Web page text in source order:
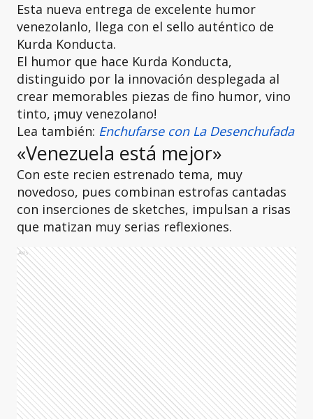
Esta nueva entrega de excelente humor
venezolanlo, llega con el sello auténtico de
Kurda Konducta.
El humor que hace Kurda Konducta,
distinguido por la innovación desplegada al
crear memorables piezas de fino humor, vino
tinto, ¡muy venezolano!
Lea también: Enchufarse con La Desenchufada
«Venezuela está mejor»
Con este recien estrenado tema, muy
novedoso, pues combinan estrofas cantadas
con inserciones de sketches, impulsan a risas
que matizan muy serias reflexiones.
Ads